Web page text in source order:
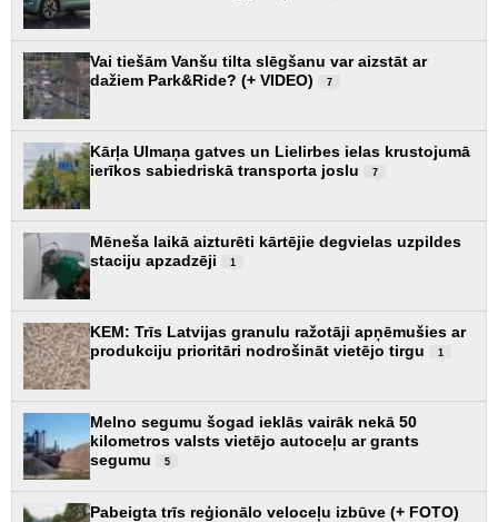
Vai tiešām Vanšu tilta slēgšanu var aizstāt ar
dažiem Park&Ride? (+ VIDEO)
7
Kārļa Ulmaņa gatves un Lielirbes ielas krustojumā
ierīkos sabiedriskā transporta joslu
7
Mēneša laikā aizturēti kārtējie degvielas uzpildes
staciju apzadzēji
1
KEM: Trīs Latvijas granulu ražotāji apņēmušies ar
produkciju prioritāri nodrošināt vietējo tirgu
1
Melno segumu šogad ieklās vairāk nekā 50
kilometros valsts vietējo autoceļu ar grants
segumu
5
Pabeigta trīs reģionālo veloceļu izbūve (+ FOTO)